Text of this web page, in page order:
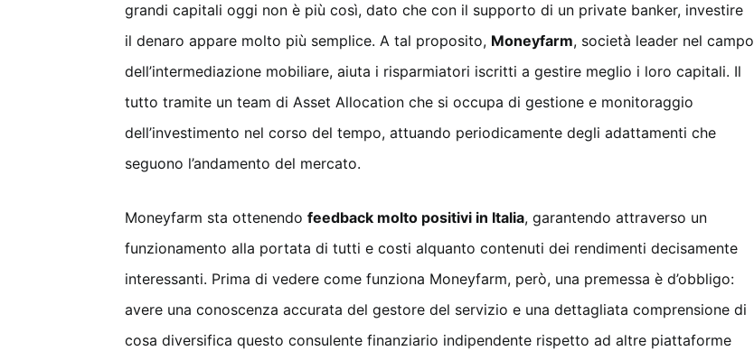
grandi capitali oggi non è più così, dato che con il supporto di un private banker, investire
il denaro appare molto più semplice. A tal proposito, Moneyfarm, società leader nel campo
dell’intermediazione mobiliare, aiuta i risparmiatori iscritti a gestire meglio i loro capitali. Il
tutto tramite un team di Asset Allocation che si occupa di gestione e monitoraggio
dell’investimento nel corso del tempo, attuando periodicamente degli adattamenti che
seguono l’andamento del mercato.
Moneyfarm sta ottenendo feedback molto positivi in Italia, garantendo attraverso un
funzionamento alla portata di tutti e costi alquanto contenuti dei rendimenti decisamente
interessanti. Prima di vedere come funziona Moneyfarm, però, una premessa è d’obbligo:
avere una conoscenza accurata del gestore del servizio e una dettagliata comprensione di
cosa diversifica questo consulente finanziario indipendente rispetto ad altre piattaforme